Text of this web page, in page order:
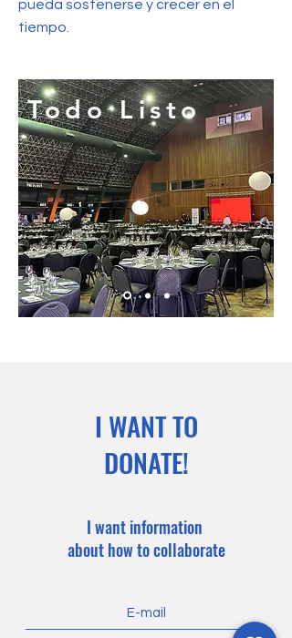
pueda sostenerse y crecer en el
tiempo.
Todo Listo
I WANT TO
DONATE!
I want information
about how to collaborate